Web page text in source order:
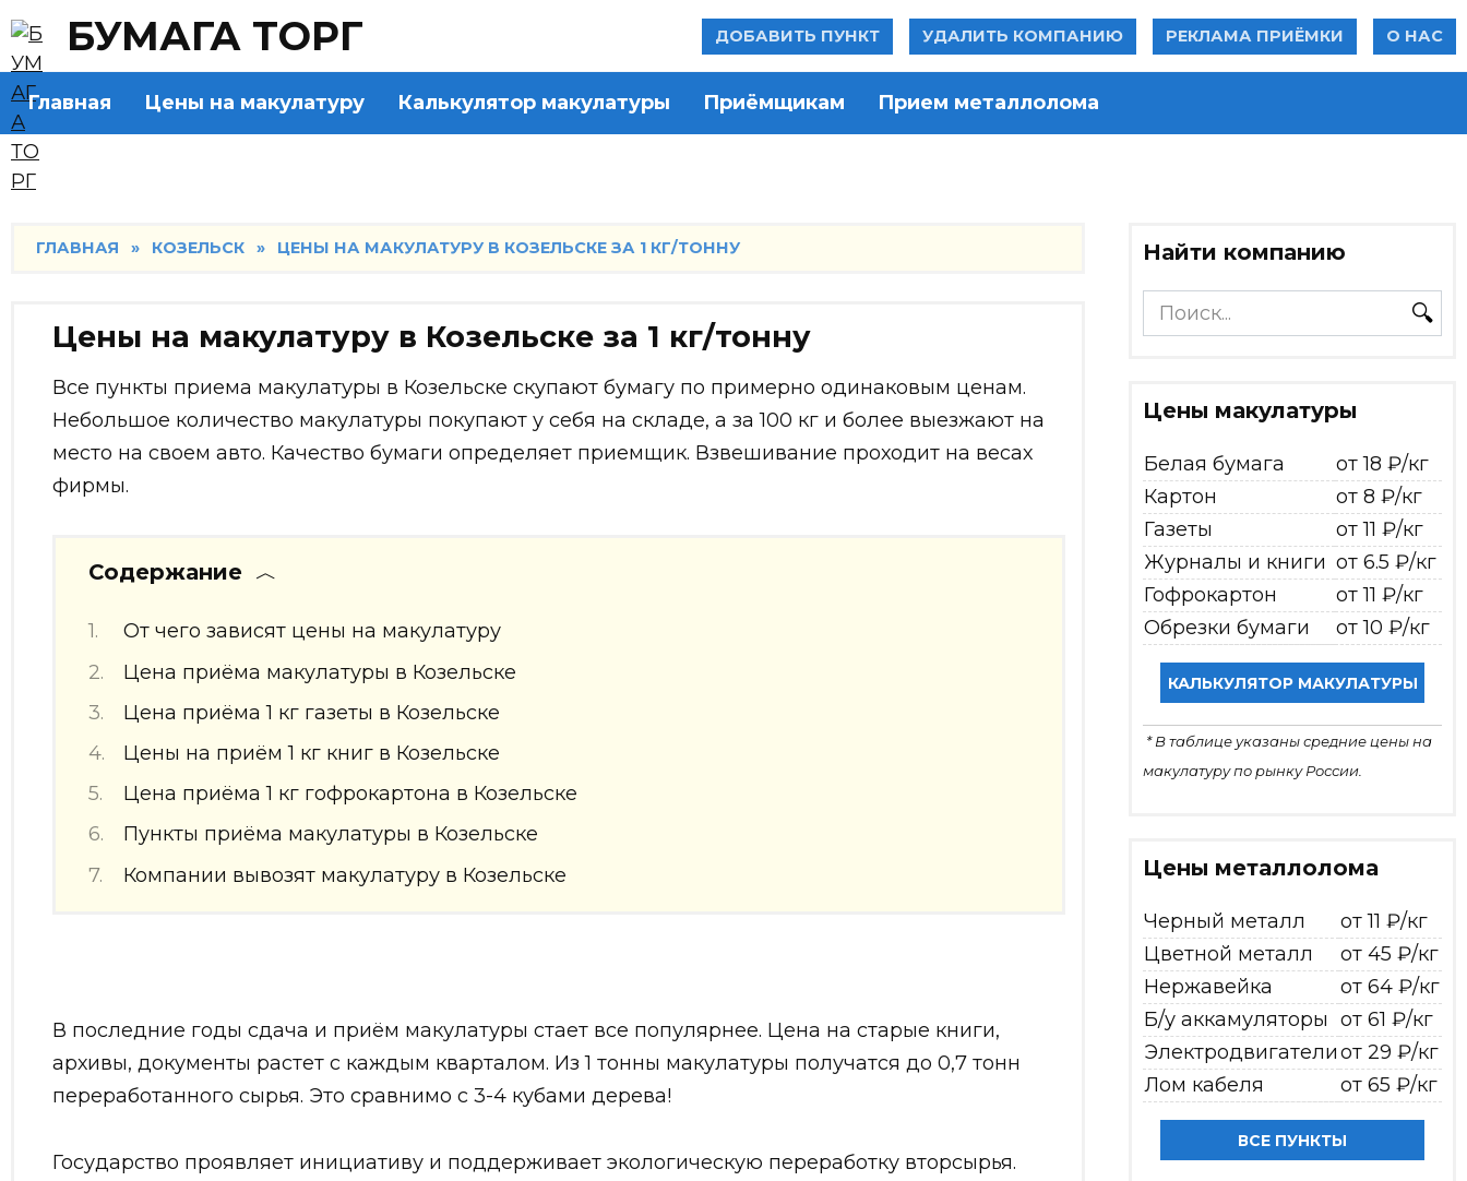
to
content
БУМАГА ТОРГ ДОБАВИТЬ ПУНКТ УДАЛИТЬ КОМПАНИЮ РЕКЛАМА ПРИЁМКИ О НАС
Главная Цены на макулатуру Калькулятор макулатуры Приёмщикам Прием металлолома
ГЛАВНАЯ » КОЗЕЛЬСК » ЦЕНЫ НА МАКУЛАТУРУ В КОЗЕЛЬСКЕ ЗА 1 КГ/ТОННУ
Цены на макулатуру в Козельске за 1 кг/тонну
Все пункты приема макулатуры в Козельске скупают бумагу по примерно одинаковым ценам.
Небольшое количество макулатуры покупают у себя на складе, а за 100 кг и более выезжают на
место на своем авто. Качество бумаги определяет приемщик. Взвешивание проходит на весах
фирмы.
Содержание
От чего зависят цены на макулатуру
Цена приёма макулатуры в Козельске
Цена приёма 1 кг газеты в Козельске
Цены на приём 1 кг книг в Козельске
Цена приёма 1 кг гофрокартона в Козельске
Пункты приёма макулатуры в Козельске
Компании вывозят макулатуру в Козельске
В последние годы сдача и приём макулатуры стает все популярнее. Цена на старые книги,
архивы, документы растет с каждым кварталом. Из 1 тонны макулатуры получатся до 0,7 тонн
переработанного сырья. Это сравнимо с 3-4 кубами дерева!
Государство проявляет инициативу и поддерживает экологическую переработку вторсырья.
Найти компанию
Search
for:
Цены макулатуры
Белая бумага
от 18 ₽/кг
Картон
от 8 ₽/кг
Газеты
от 11 ₽/кг
Журналы и книги от 6.5 ₽/кг
Гофрокартон
от 11 ₽/кг
Обрезки бумаги
от 10 ₽/кг
КАЛЬКУЛЯТОР МАКУЛАТУРЫ
* В таблице указаны средние цены на
макулатуру по рынку России.
Цены металлолома
Черный металл
от 11 ₽/кг
Цветной металл
от 45 ₽/кг
Нержавейка
от 64 ₽/кг
Б/у аккамуляторы от 61 ₽/кг
Электродвигателиот 29 ₽/кг
Лом кабеля
от 65 ₽/кг
ВСЕ ПУНКТЫ